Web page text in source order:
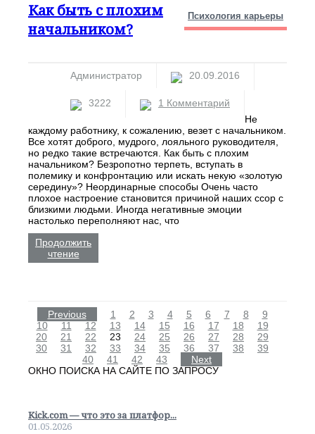
Как быть с плохим
начальником?
Психология карьеры
Администратор 20.09.2016
3222
1 Комментарий
Не
каждому работнику, к сожалению, везет с начальником.
Все хотят доброго, мудрого, лояльного руководителя,
но редко такие встречаются. Как быть с плохим
начальником? Безропотно терпеть, вступать в
полемику и конфронтацию или искать некую «золотую
середину»? Неординарные способы Очень часто
плохое настроение становится причиной наших ссор с
близкими людьми. Иногда негативные эмоции
настолько переполняют нас, что
Продолжить
чтение
Previous 1 2 3 4 5 6 7 8
9
10
11 12 13 14 15 16 17 18
19
20
21 22 23 24 25 26 27 28
29
30
31 32 33 34 35 36 37 38
39
40
41 42 43
Next
ОКНО ПОИСКА НА САЙТЕ ПО ЗАПРОСУ
Kick.com — что это за платфор...
01.05.2026